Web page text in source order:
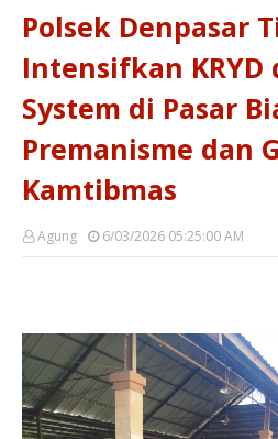
Polsek Denpasar
Intensifkan KRYD
System di Pasar
Premanisme dan
Kamtibmas
Agung 6/03/2026 05:25:00 AM